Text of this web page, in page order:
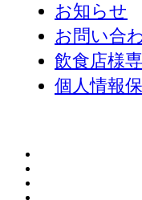
お知らせ
お問い合
飲食店様
個人情報